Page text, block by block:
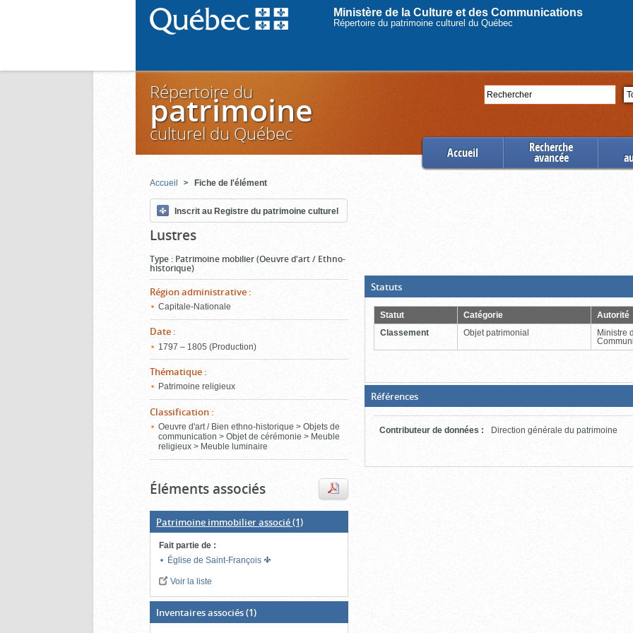
Ministère de la Culture et des Communications
Répertoire du patrimoine culturel du Québec
Rechercher
Répertoire du
patrimoine
culturel du Québec
Accueil Recherche
avancée
Accueil Fiche de l'élément
Inscrit au Registre du patrimoine culturel
Lustres
Type : Patrimoine mobilier (Oeuvre d'art / Ethno-
historique)
Région administrative :
Capitale-Nationale
Date :
1797 – 1805 (Production)
Thématique :
Patrimoine religieux
Classification :
Oeuvre d'art / Bien ethno-historique > Objets de
communication > Objet de cérémonie > Meuble
religieux > Meuble luminaire
Éléments associés
Patrimoine immobilier associé(1)
Fait partie de :
Église de Saint-François
Voir la liste
Inventaires associés(1)
Statuts(Boite
ouverte,
cliquer
pour
fermer)
Statut Catégorie Autorité
Classement
Objet patrimonial
Ministre
Références(Boite
ouverte,
cliquer
pour
fermer)
Contributeur de données : Direction générale du patrimoine